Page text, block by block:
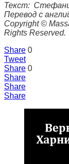
Текст:
Перевод с
Copyright ©
Rights Reserved.
Share 0
Tweet
Share 0
Share
Share
Share